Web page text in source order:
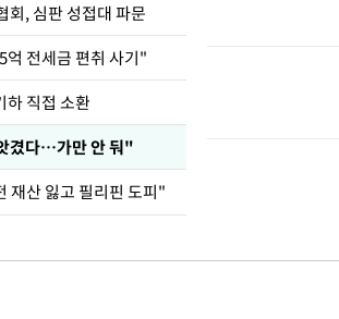
, 심판 성접대 파문
전세금 편취 사기"
하 직접 소환
겼다…가만 안 둬"
재산 잃고 필리핀 도피"